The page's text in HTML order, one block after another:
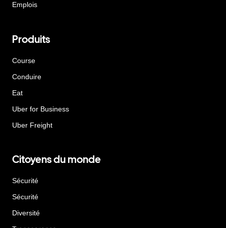
Emplois
Produits
Course
Conduire
Eat
Uber for Business
Uber Freight
Citoyens du monde
Sécurité
Sécurité
Diversité